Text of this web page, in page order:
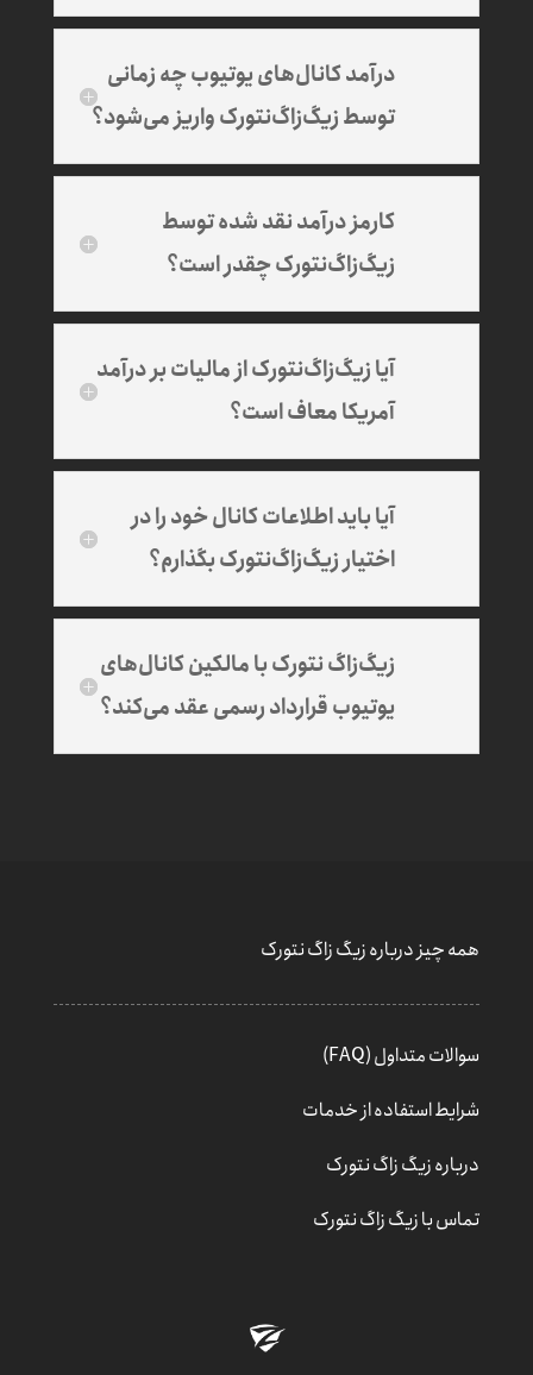
درآمد کانال‌های یوتیوب چه زمانی
توسط زیگ‌زاگ‌نتورک واریز می‌شود؟
کارمز درآمد نقد شده توسط
زیگ‌زاگ‌نتورک چقدر است؟
آیا زیگ‌زاگ‌نتورک از مالیات بر درآمد
آمریکا معاف است؟
آیا باید اطلاعات کانال خود را در
اختیار زیگ‌زاگ‌نتورک بگذارم؟
زیگ‌زاگ نتورک با مالکین کانال‌های
یوتیوب قرارداد رسمی عقد می‌کند؟
همه چیز درباره زیگ زاگ نتورک
سوالات متداول (FAQ)
شرایط استفاده از خدمات
درباره زیگ زاگ نتورک
تماس با زیگ زاگ نتورک